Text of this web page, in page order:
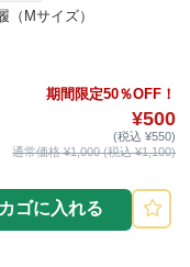
（Mサイズ）
期間限定50％OFF！
¥500
(税込 ¥550)
通常価格 ¥1,000 (税込 ¥1,100)
カゴに入れる